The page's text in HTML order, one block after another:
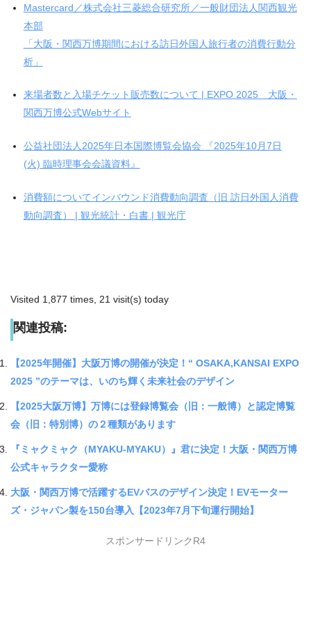
Mastercard／株式会社三菱総合研究所／一般財団法人関西観光
本部
「大阪・関西万博期間における訪日外国人旅行者の消費行動分
析」
来場者数と入場チケット販売数について | EXPO 2025 大阪・
関西万博公式Webサイト
公益社団法人2025年日本国際博覧会協会 『2025年10月7日
(火) 臨時理事会会議資料』
消費額についてインバウンド消費動向調査（旧 訪日外国人消費
動向調査） | 観光統計・白書 | 観光庁
Visited 1,877 times, 21 visit(s) today
関連投稿:
【2025年開催】大阪万博の開催が決定！“ OSAKA,KANSAI EXPO
2025 ”のテーマは、いのち輝く未来社会のデザイン
【2025大阪万博】万博には登録博覧会（旧：一般博）と認定博覧
会（旧：特別博）の２種類があります
『ミャクミャク（MYAKU-MYAKU）』君に決定！大阪・関西万博
公式キャラクター愛称
大阪・関西万博で活躍するEVバスのデザイン決定！EVモーター
ズ・ジャパン製を150台導入【2023年7月下旬運行開始】
スポンサードリンクR4